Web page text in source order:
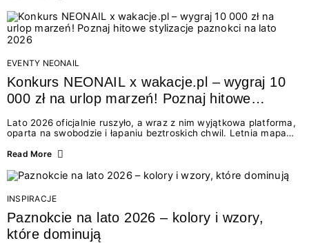
zmysłami: przez soczysty kolor, aksamitną teksturę,
orzeźwiający zapach i słodki akcent na podniebieniu. Tego lata
NEONAIL łączy siły z marką Willisch, tworząc unikalny projekt
na styku jedzenia i piękna....
EVENTY NEONAIL
Konkurs NEONAIL x wakacje.pl – wygraj 10
000 zł na urlop marzeń! Poznaj hitowe
Lato 2026 oficjalnie ruszyło, a wraz z nim wyjątkowa platforma,
oparta na swobodzie i łapaniu beztroskich chwil. Letnia mapa
doświadczenia wakacji – od spontanicznych wyjazdów, przez
Motywem przewodnim jest eksplorowanie i kolekcjonowanie
letnich momentów. Z tej okazji przygotowaliśmy coś absolutnie
wyjątkowego: wielki konkurs z wakacje.pl oraz dawkę
najgorętszych trendów w...
Read More
INSPIRACJE
Paznokcie na lato 2026 – kolory i wzory,
które dominują